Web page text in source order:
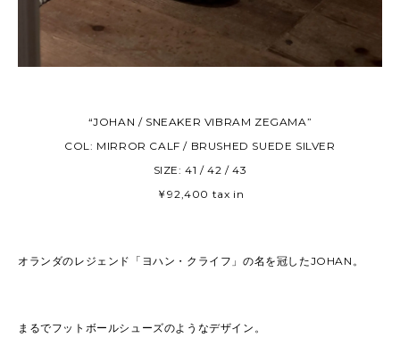
“JOHAN / SNEAKER VIBRAM ZEGAMA”
COL: MIRROR CALF / BRUSHED SUEDE SILVER
SIZE: 41 / 42 / 43
￥92,400 tax in
オランダのレジェンド「ヨハン・クライフ」の名を冠したJOHAN。
まるでフットボールシューズのようなデザイン。